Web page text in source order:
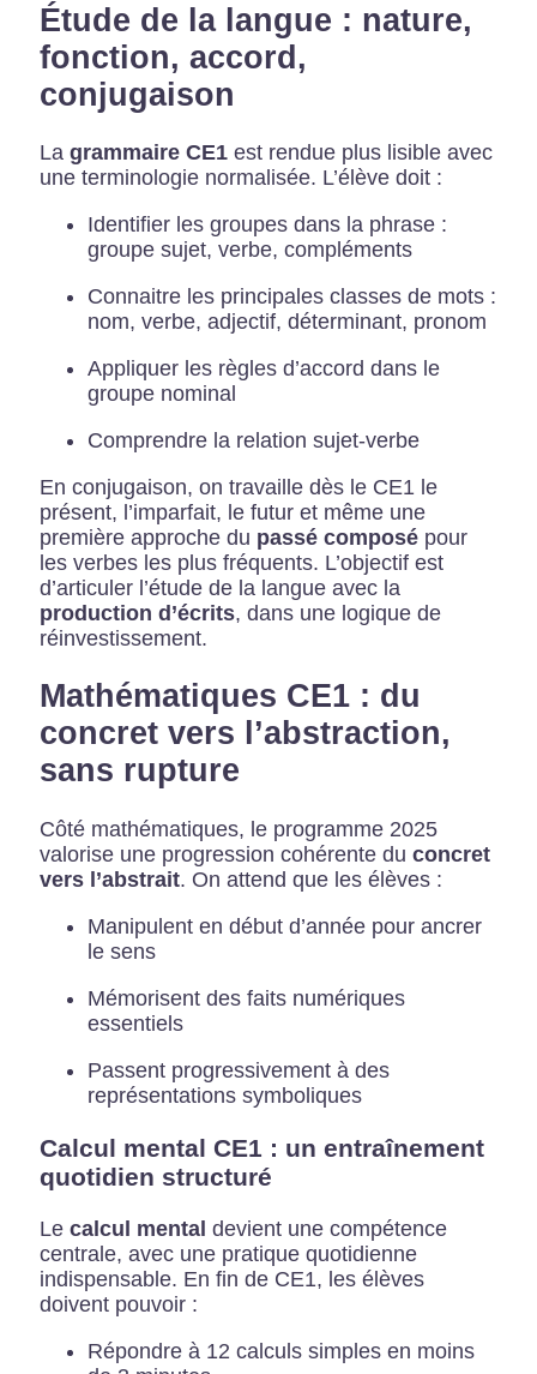
Étude de la langue : nature,
fonction, accord,
conjugaison
La grammaire CE1 est rendue plus lisible avec
une terminologie normalisée. L’élève doit :
Identifier les groupes dans la phrase :
groupe sujet, verbe, compléments
Connaitre les principales classes de mots :
nom, verbe, adjectif, déterminant, pronom
Appliquer les règles d’accord dans le
groupe nominal
Comprendre la relation sujet-verbe
En conjugaison, on travaille dès le CE1 le
présent, l’imparfait, le futur et même une
première approche du passé composé pour
les verbes les plus fréquents. L’objectif est
d’articuler l’étude de la langue avec la
production d’écrits, dans une logique de
réinvestissement.
Mathématiques CE1 : du
concret vers l’abstraction,
sans rupture
Côté mathématiques, le programme 2025
valorise une progression cohérente du concret
vers l’abstrait. On attend que les élèves :
Manipulent en début d’année pour ancrer
le sens
Mémorisent des faits numériques
essentiels
Passent progressivement à des
représentations symboliques
Calcul mental CE1 : un entraînement
quotidien structuré
Le calcul mental devient une compétence
centrale, avec une pratique quotidienne
indispensable. En fin de CE1, les élèves
doivent pouvoir :
Répondre à 12 calculs simples en moins